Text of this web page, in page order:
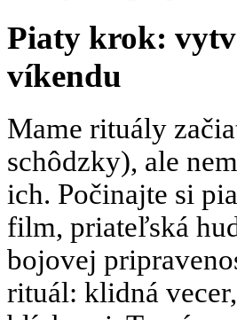
Piaty krok:
víkendu
Mame rituály
schôdzky), ale
ich. Počinajte si
film, priateľská
bojovej
rituál: klidná